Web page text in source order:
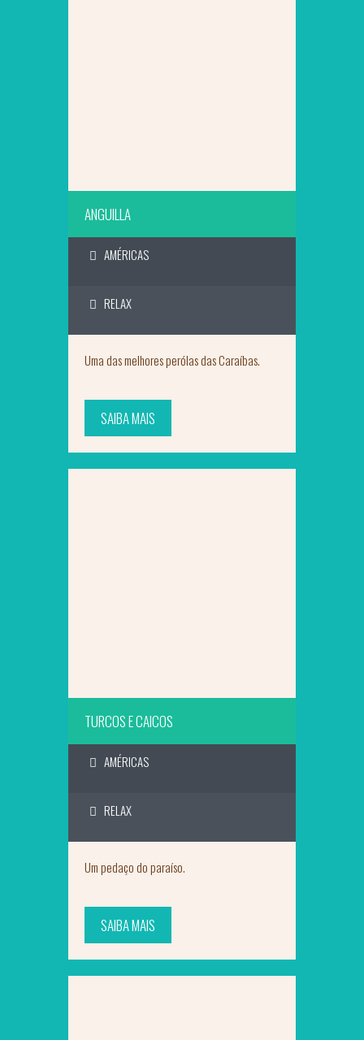
ANGUILLA
AMÉRICAS
RELAX
Uma das melhores perólas das Caraíbas.
SAIBA MAIS
TURCOS E CAICOS
AMÉRICAS
RELAX
Um pedaço do paraíso.
SAIBA MAIS